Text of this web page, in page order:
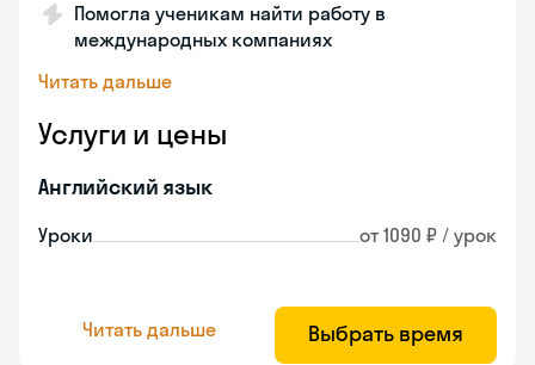
Помогла ученикам найти работу в
международных компаниях
Читать дальше
Услуги и цены
Английский язык
Уроки от 1090 ₽ / урок
Читать дальше Выбрать время